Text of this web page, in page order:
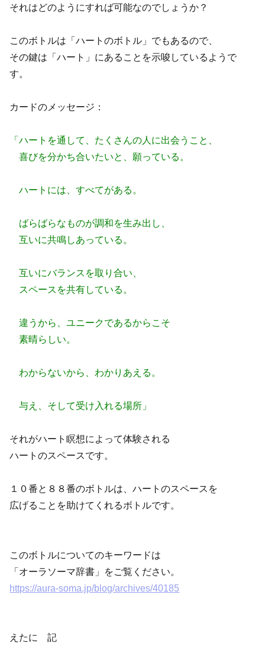
それはどのようにすれば可能なのでしょうか？
このボトルは「ハートのボトル」でもあるので、
その鍵は「ハート」にあることを示唆しているようで
す。
カードのメッセージ：
「ハートを通して、たくさんの人に出会うこと、
喜びを分かち合いたいと、願っている。
ハートには、すべてがある。
ばらばらなものが調和を生み出し、
互いに共鳴しあっている。
互いにバランスを取り合い、
スペースを共有している。
違うから、ユニークであるからこそ
素晴らしい。
わからないから、わかりあえる。
与え、そして受け入れる場所」
それがハート瞑想によって体験される
ハートのスペースです。
１０番と８８番のボトルは、ハートのスペースを
広げることを助けてくれるボトルです。
このボトルについてのキーワードは
「オーラソーマ辞書」をご覧ください。
https://aura-soma.jp/blog/archives/40185
えたに 記